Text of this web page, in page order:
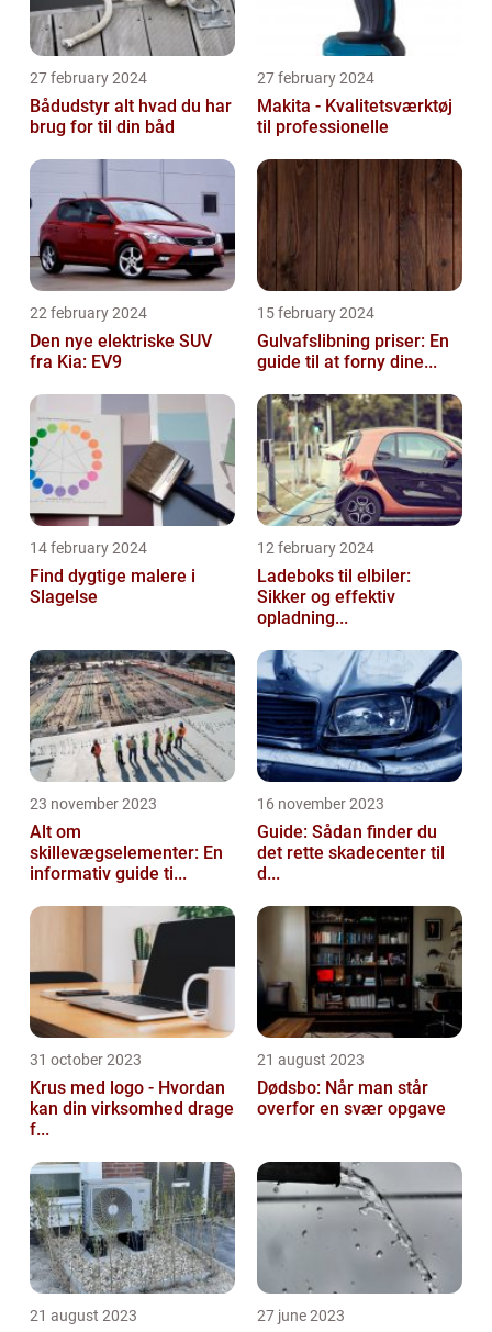
27 february 2024
Bådudstyr alt hvad du har
brug for til din båd
27 february 2024
Makita - Kvalitetsværktøj
til professionelle
22 february 2024
Den nye elektriske SUV
fra Kia: EV9
15 february 2024
Gulvafslibning priser: En
guide til at forny dine...
14 february 2024
Find dygtige malere i
Slagelse
12 february 2024
Ladeboks til elbiler:
Sikker og effektiv
opladning...
23 november 2023
Alt om
skillevægselementer: En
informativ guide ti...
16 november 2023
Guide: Sådan finder du
det rette skadecenter til
d...
31 october 2023
Krus med logo - Hvordan
kan din virksomhed drage
f...
21 august 2023
Dødsbo: Når man står
overfor en svær opgave
21 august 2023 27 june 2023